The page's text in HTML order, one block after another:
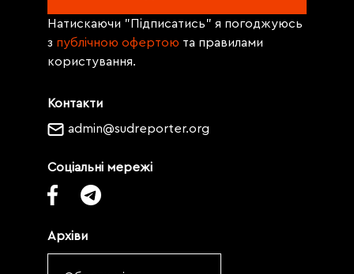
Контакти
admin@sudreporter.org
Соціальні мережі
Архіви
Натискаючи "Підписатись" я погоджуюсь
з публічною офертою та правилами
користування.